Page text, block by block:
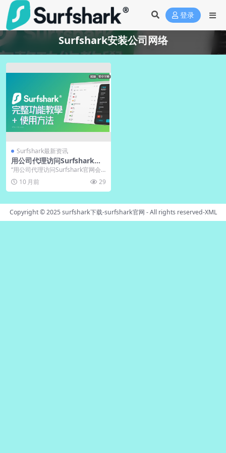
登录
Surfshark安装公司网络
Surfshark最新资讯
用公司代理访问Surfshark官
网会弹出合规警告吗
“用公司代理访问Surfshark官网会
弹出合规警告吗？”——这句提问最
近把各大...
10 月前 29
Copyright © 2025surfshark下载-surfshark官网 - All rights reserved-XML